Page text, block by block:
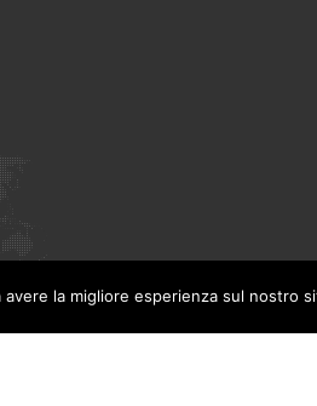
la migliore esperienza sul